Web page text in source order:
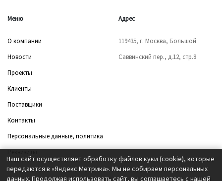
Меню
О компании
Новости
Проекты
Клиенты
Поставщики
Контакты
Персональные данные, политика
Адрес
119435, г. Москва, Большой
Саввинский пер., д.12, стр.8
Наш сайт осуществляет обработку файлов куки (cookie), которые
передаются в «Яндекс Метрика». Мы не собираем персональных
данных. Продолжая использовать сайт, вы соглашаетесь с нашей